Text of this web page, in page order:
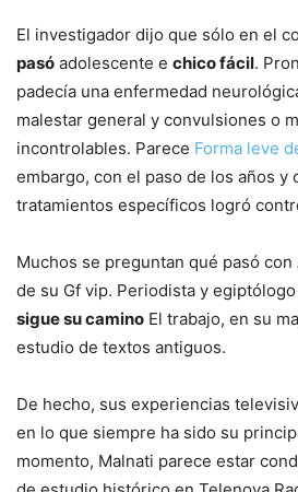
El investigador dijo que sólo en el
pasó adolescente e chico fácil.
padecía una enfermedad
malestar general y convulsiones o
incontrolables. Parece Forma leve
embargo, con el paso de los años y
tratamientos específicos logró
Muchos se preguntan qué pasó
de su Gf vip. Periodista y
sigue su camino El trabajo, en su
estudio de textos antiguos.
De hecho, sus experiencias
en lo que siempre ha sido su
momento, Malnati parece estar